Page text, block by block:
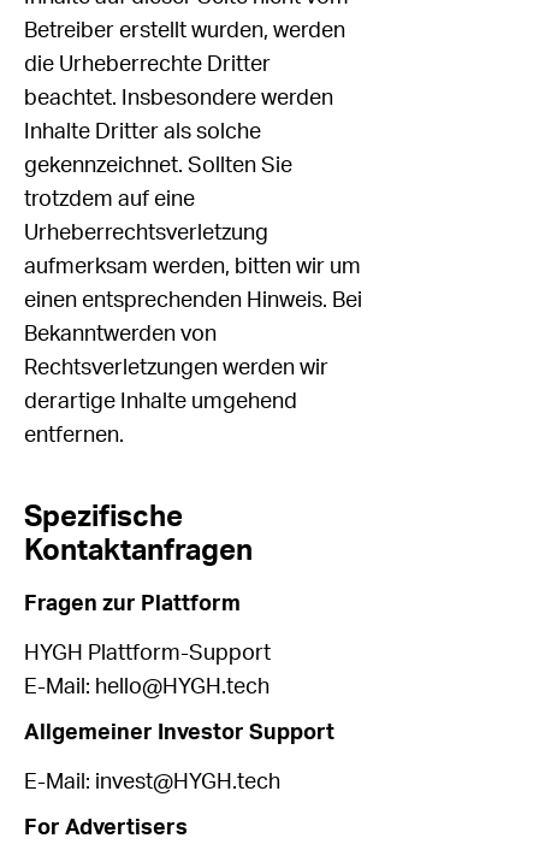
Betreiber erstellt wurden, werden
die Urheberrechte Dritter
beachtet. Insbesondere werden
Inhalte Dritter als solche
gekennzeichnet. Sollten Sie
trotzdem auf eine
Urheberrechtsverletzung
aufmerksam werden, bitten wir um
einen entsprechenden Hinweis. Bei
Bekanntwerden von
Rechtsverletzungen werden wir
derartige Inhalte umgehend
entfernen.
Spezifische
Kontaktanfragen
Fragen zur Plattform
HYGH Plattform-Support
E-Mail: hello@HYGH.tech
Allgemeiner Investor Support
E-Mail: invest@HYGH.tech
For Advertisers